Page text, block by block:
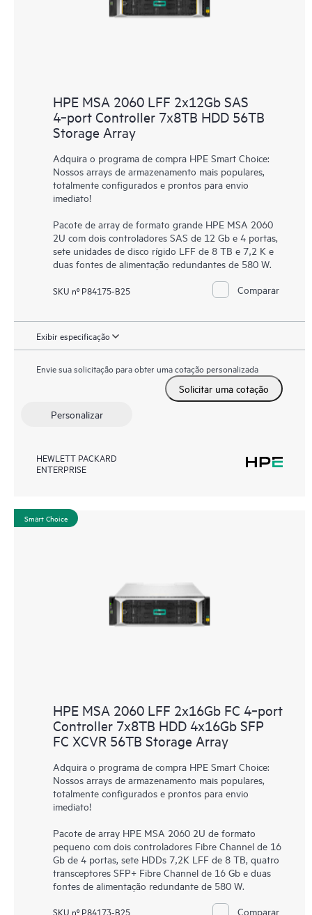
HPE MSA 2060 LFF 2x12Gb SAS
4‑port Controller 7x8TB HDD 56TB
Storage Array
Adquira o programa de compra HPE Smart Choice:
Nossos arrays de armazenamento mais populares,
totalmente configurados e prontos para envio
imediato!
Pacote de array de formato grande HPE MSA 2060
2U com dois controladores SAS de 12 Gb e 4 portas,
sete unidades de disco rígido LFF de 8 TB e 7,2 K e
duas fontes de alimentação redundantes de 580 W.
SKU nº P84175-B25 Comparar
Exibir especificação
Envie sua solicitação para obter uma cotação personalizada
Solicitar uma cotação
Personalizar
HEWLETT PACKARD
ENTERPRISE
Smart Choice
HPE MSA 2060 LFF 2x16Gb FC 4‑port
Controller 7x8TB HDD 4x16Gb SFP
FC XCVR 56TB Storage Array
Adquira o programa de compra HPE Smart Choice:
Nossos arrays de armazenamento mais populares,
totalmente configurados e prontos para envio
imediato!
Pacote de array HPE MSA 2060 2U de formato
pequeno com dois controladores Fibre Channel de 16
Gb de 4 portas, sete HDDs 7,2K LFF de 8 TB, quatro
transceptores SFP+ Fibre Channel de 16 Gb e duas
fontes de alimentação redundante de 580 W.
SKU nº P84173-B25 Comparar